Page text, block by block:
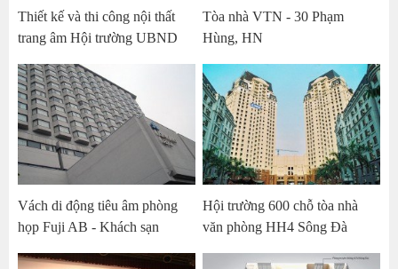
Thiết kế và thi công nội thất
trang âm Hội trường UBND
Tòa nhà VTN - 30 Phạm
Hùng, HN
Vách di động tiêu âm phòng
họp Fuji AB - Khách sạn
Hội trường 600 chỗ tòa nhà
văn phòng HH4 Sông Đà